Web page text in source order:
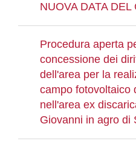
NUOVA DATA
Procedura aperta
concessione dei
dell'area per la
campo fotovoltaico
nell'area ex
Giovanni in agro di